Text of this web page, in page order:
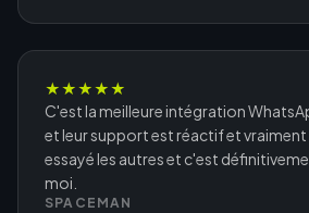
★★★★★
C'est la meilleure intégration
et leur support est réactif et vraiment
essayé les autres et c'est
moi.
SPACEMAN